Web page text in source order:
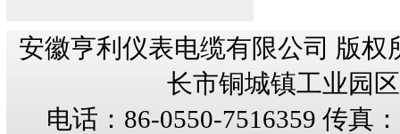
安徽亨利仪表电缆有限公司 版权
长市铜城镇工业园
电话：86-0550-7516359 传真